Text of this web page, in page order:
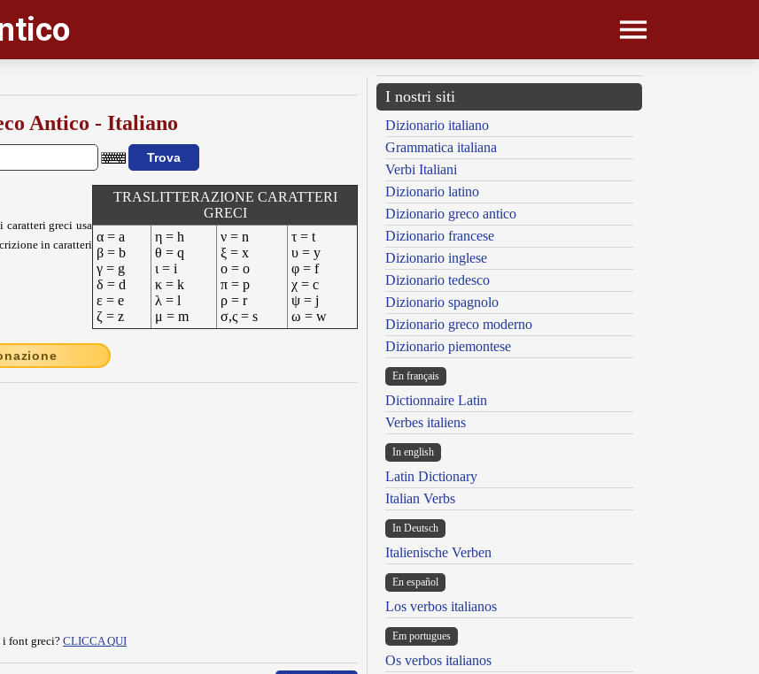
Antico - Italiano
caratteri greci usa
in caratteri
TRASLITTERAZIONE CARATTERI
GRECI
α = a
β = b
γ = g
δ = d
ε = e
ζ = z
η = h
θ = q
ι = i
κ = k
λ = l
μ = m
ν = n
ξ = x
ο = o
π = p
ρ = r
σ,ς = s
τ = t
υ = y
φ = f
χ = c
ψ = j
ω = w
font greci? CLICCA QUI
I nostri siti
Dizionario italiano
Grammatica italiana
Verbi Italiani
Dizionario latino
Dizionario greco antico
Dizionario francese
Dizionario inglese
Dizionario tedesco
Dizionario spagnolo
Dizionario greco moderno
Dizionario piemontese
En français
Dictionnaire Latin
Verbes italiens
In english
Latin Dictionary
Italian Verbs
In Deutsch
Italienische Verben
En español
Los verbos italianos
Em portugues
Os verbos italianos